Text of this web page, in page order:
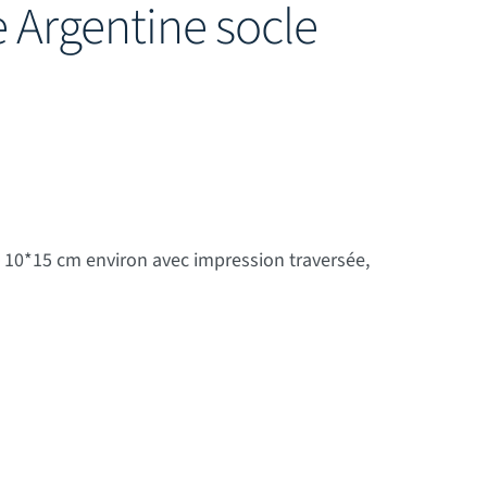
socle
cm environ avec impression traversée,
bois